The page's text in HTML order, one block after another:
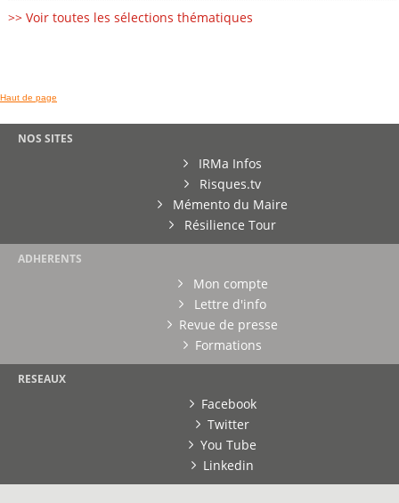
>> Voir toutes les sélections thématiques
Haut de page
NOS SITES
IRMa Infos
Risques.tv
Mémento du Maire
Résilience Tour
ADHERENTS
Mon compte
Lettre d'info
Revue de presse
Formations
RESEAUX
Facebook
Twitter
You Tube
Linkedin